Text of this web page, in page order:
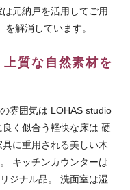
元納戸を活用してご用
解消しています。
質な自然素材を
雰囲気は LOHAS studio
く似合う軽快な床は 硬
に重用される美しい木
キッチンカウンターは
ジナル品。 洗面室は湿